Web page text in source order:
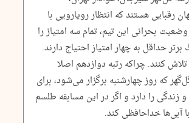
رقبایی هستند که انتظار رویارویی با
بحرانی این تیم، تمام سه امتیاز را
حداقل به چهار امتیاز احتیاج دارند.
کنند. چراکه رتبه دوازدهم اصلا
که روز چهارشنبه برگزار می‌شود، برای
را دارد و اگر در این مسابقه طلسم
آبی‌ها خداحافظی کند.